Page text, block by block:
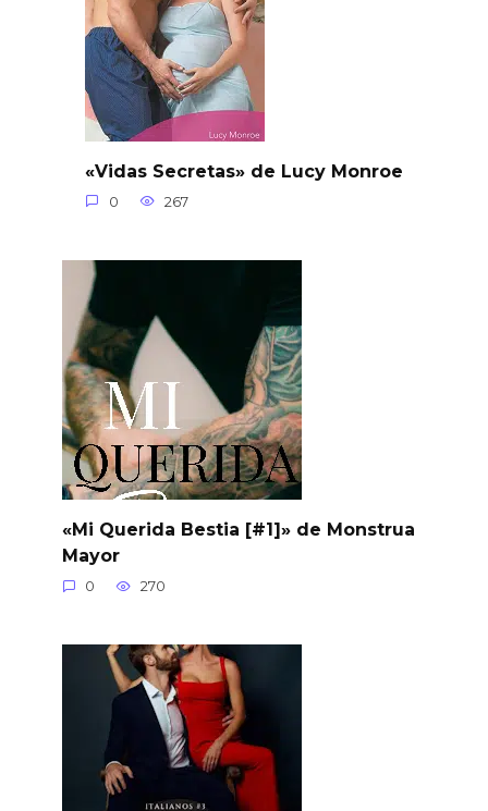
«Vidas Secretas» de Lucy Monroe
0 267
«Mi Querida Bestia [#1]» de Monstrua
Mayor
0 270